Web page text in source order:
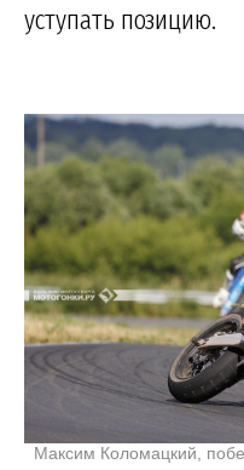
уступать позицию.
Максим Коломацкий,